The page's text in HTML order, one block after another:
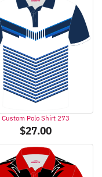
Custom Polo Shirt 273
$27.00